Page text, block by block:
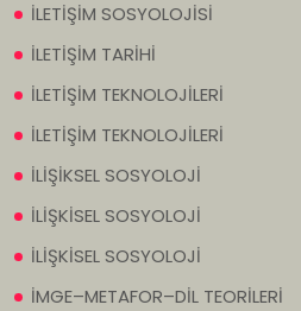
İLETİŞİM SOSYOLOJİSİ
İLETİŞİM TARİHİ
İLETİŞİM TEKNOLOJİLERİ
İLETİŞİM TEKNOLOJİLERİ
İLİŞİKSEL SOSYOLOJİ
İLİŞKİSEL SOSYOLOJİ
İLİŞKİSEL SOSYOLOJİ
İMGE–METAFOR–DİL TEORİLERİ